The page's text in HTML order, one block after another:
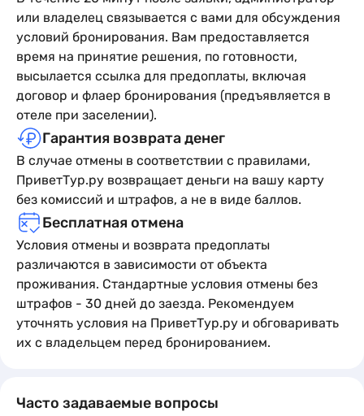
или владелец связывается с вами для обсуждения
условий бронирования. Вам предоставляется
время на принятие решения, по готовности,
высылается ссылка для предоплаты, включая
договор и флаер бронирования (предъявляется в
отеле при заселении).
Гарантия возврата денег
В случае отмены в соответствии с правилами,
ПриветТур.ру возвращает деньги на вашу карту
без комиссий и штрафов, а не в виде баллов.
Бесплатная отмена
Условия отмены и возврата предоплаты
различаются в зависимости от объекта
проживания. Стандартные условия отмены без
штрафов - 30 дней до заезда. Рекомендуем
уточнять условия на ПриветТур.ру и обговаривать
их с владельцем перед бронированием.
Часто задаваемые вопросы